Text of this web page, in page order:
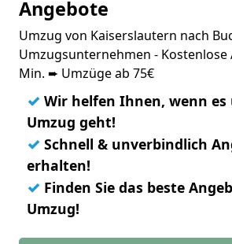
Angebote
Umzug von Kaiserslautern nach
Umzugsunternehmen - Kostenlose
Min. ➨ Umzüge ab 75€
✓ Wir helfen Ihnen, wenn
Umzug geht!
✓ Schnell & unverbindlich
erhalten!
✓ Finden Sie das beste
Umzug!